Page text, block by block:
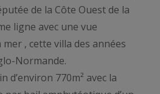
de la Côte Ouest de la
ligne avec une vue
, cette villa des années
Normande.
d’environ 770m² avec la